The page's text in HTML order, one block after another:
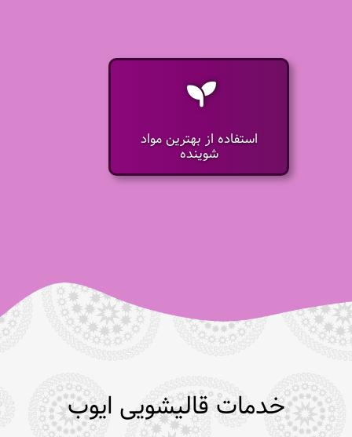
استفاده از بهترین مواد
شوینده
خدمات قالیشویی ایوب